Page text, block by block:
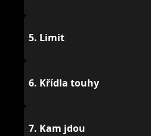
5. Limit
6. Křídla touhy
7. Kam jdou